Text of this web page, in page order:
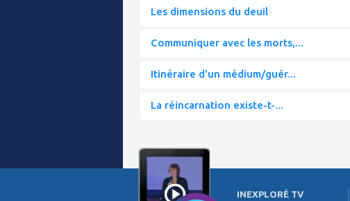
Les dimensions du deuil
Communiquer avec les morts,...
Itinéraire d'un médium/guér...
La réincarnation existe-t-...
INEXPLORÉ TV